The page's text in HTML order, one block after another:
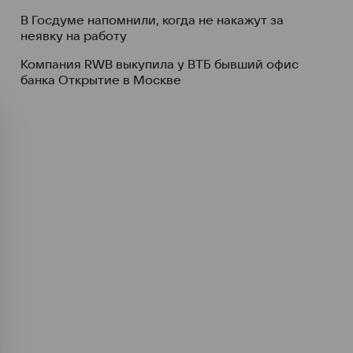
В Госдуме напомнили, когда не накажут за
неявку на работу
Компания RWB выкупила у ВТБ бывший офис
банка Открытие в Москве